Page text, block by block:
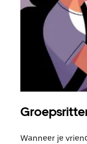
Wanneer je